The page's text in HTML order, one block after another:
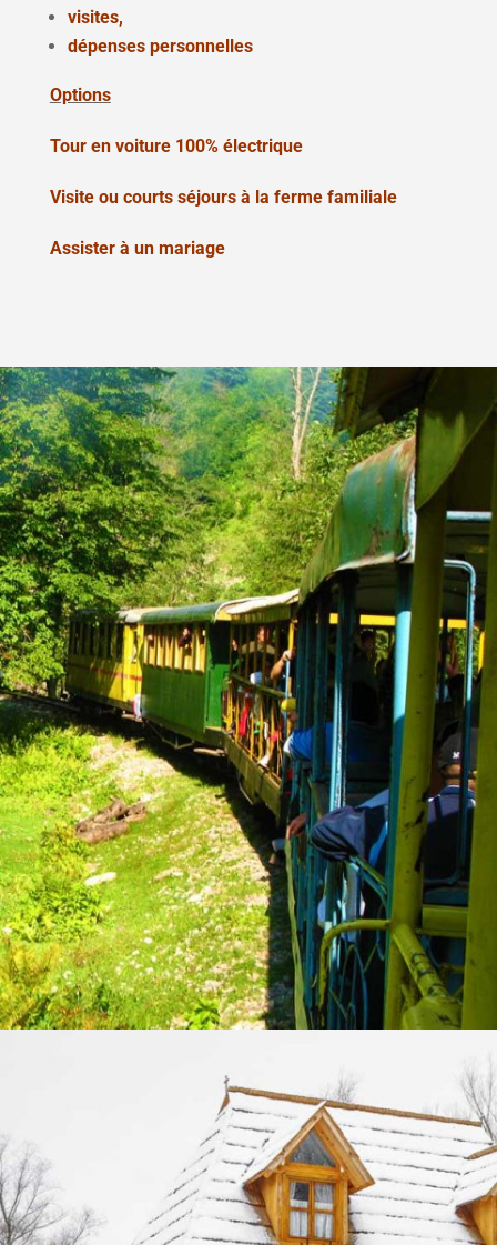
visites,
dépenses personnelles
Options
Tour en voiture 100% électrique
Visite ou courts séjours à la ferme familiale
Assister à un mariage